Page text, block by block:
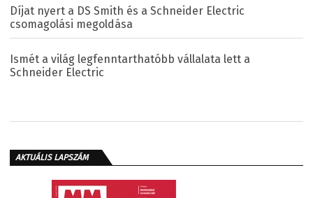
Díjat nyert a DS Smith és a Schneider Electric
csomagolási megoldása
Ismét a világ legfenntarthatóbb vállalata lett a
Schneider Electric
AKTUÁLIS LAPSZÁM